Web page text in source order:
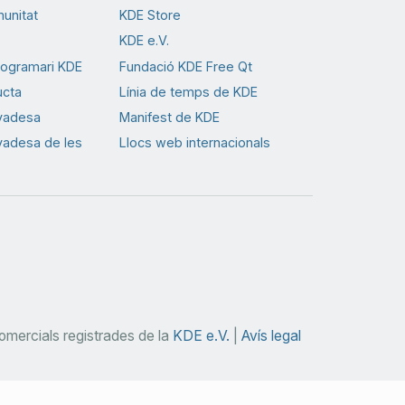
KDE
de les
KDE Store
KDE e.V.
Fundació KDE Free Qt
Línia de temps de KDE
Manifest de KDE
Llocs web internacionals
registrades de la KDE e.V. Avís legal